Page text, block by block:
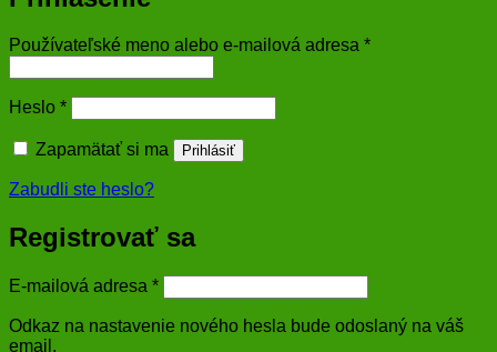
Používateľské meno alebo e-mailová adresa *Povinné
Heslo *Povinné
Zapamätať si ma Prihlásiť
Zabudli ste heslo?
Registrovať sa
E-mailová adresa *Povinné
Odkaz na nastavenie nového hesla bude odoslaný na váš
email.